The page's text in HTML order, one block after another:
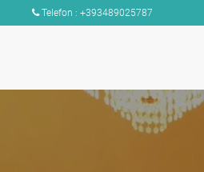
Telefon : +393489025787